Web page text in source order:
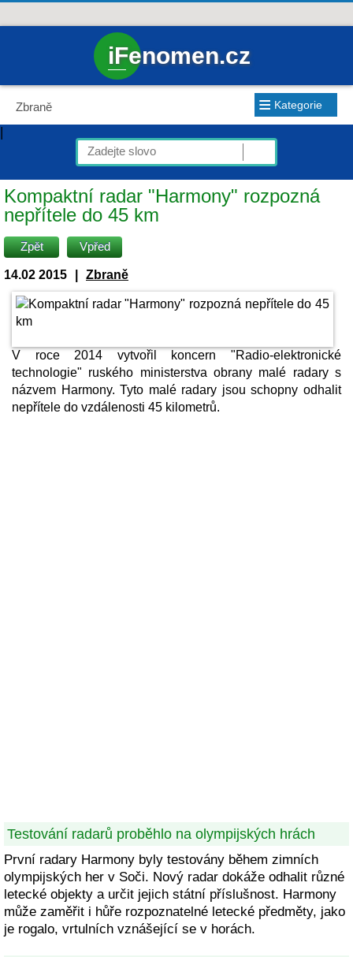
iFenomen.cz
Zbraně ≡ Kategorie
|
Kompaktní radar "Harmony" rozpozná
nepřítele do 45 km
Zpět Vpřed
14.02 2015 Zbraně
V roce 2014 vytvořil koncern "Radio-elektronické
technologie" ruského ministerstva obrany malé radary s
názvem Harmony. Tyto malé radary jsou schopny odhalit
nepřítele do vzdálenosti 45 kilometrů.
Testování radarů proběhlo na olympijských hrách
První radary Harmony byly testovány během zimních
olympijských her v Soči. Nový radar dokáže odhalit různé
letecké objekty a určit jejich státní příslušnost. Harmony
může zaměřit i hůře rozpoznatelné letecké předměty, jako
je rogalo, vrtulních vznášející se v horách.